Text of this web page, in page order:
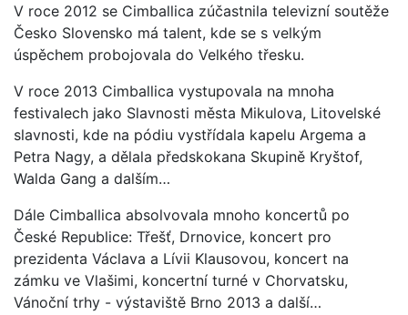
V roce 2012 se Cimballica zúčastnila televizní soutěže
Česko Slovensko má talent, kde se s velkým
úspěchem probojovala do Velkého třesku.
V roce 2013 Cimballica vystupovala na mnoha
festivalech jako Slavnosti města Mikulova, Litovelské
slavnosti, kde na pódiu vystřídala kapelu Argema a
Petra Nagy, a dělala předskokana Skupině Kryštof,
Walda Gang a dalším…
Dále Cimballica absolvovala mnoho koncertů po
České Republice: Třešť, Drnovice, koncert pro
prezidenta Václava a Lívii Klausovou, koncert na
zámku ve Vlašimi, koncertní turné v Chorvatsku,
Vánoční trhy - výstaviště Brno 2013 a další…